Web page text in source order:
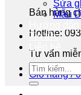
Bán hàng
Hotline:
Tư vấn
Giỏ hàng /
Sửa
Mẫu
Tin tức
Liên hệ